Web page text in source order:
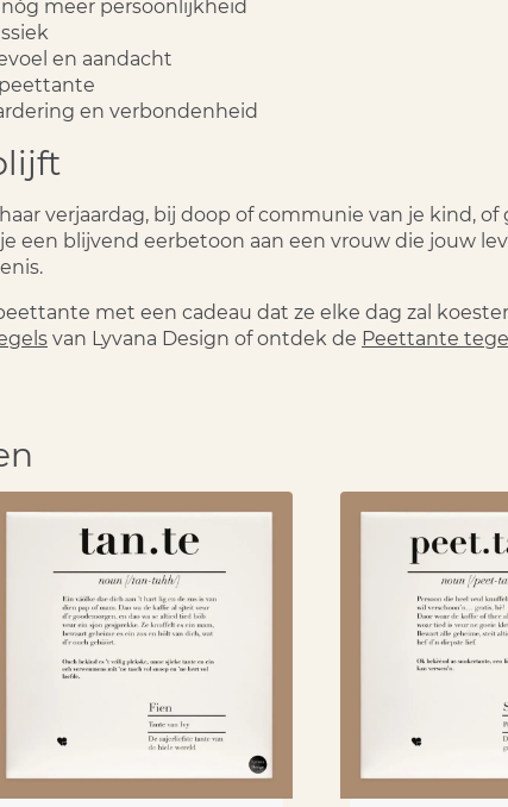
meer persoonlijkheid
en aandacht
en verbondenheid
verjaardag, bij doop of communie van je kind, of
een blijvend eerbetoon aan een vrouw die jouw
met een cadeau dat ze elke dag zal
van Lyvana Design of ontdek de Peettante